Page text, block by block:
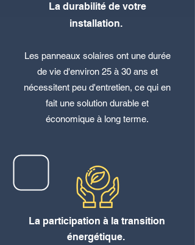
La durabilité de votre
installation.
Les panneaux solaires ont une durée
de vie d'environ 25 à 30 ans et
nécessitent peu d'entretien, ce qui en
fait une solution durable et
économique à long terme.
La participation à la transition
énergétique.